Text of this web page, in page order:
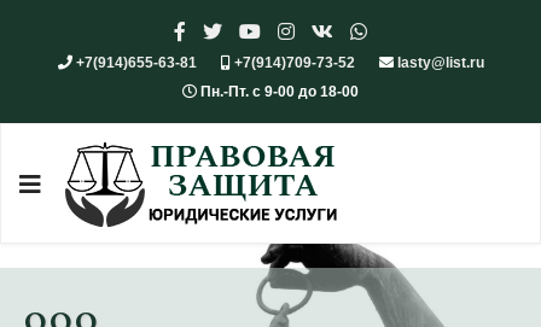
+7(914)655-63-81 +7(914)709-73-52
lasty@list.ru
Пн.-Пт. с 9-00 до 18-00